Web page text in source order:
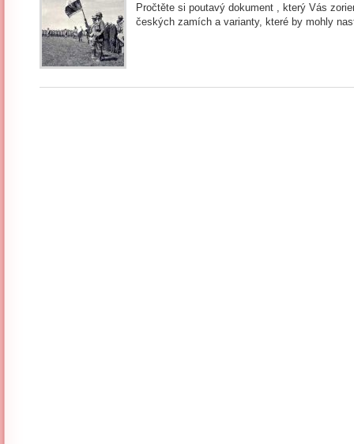
Pročtěte si poutavý dokument , který Vás
českých zamích a varianty, které by mohly